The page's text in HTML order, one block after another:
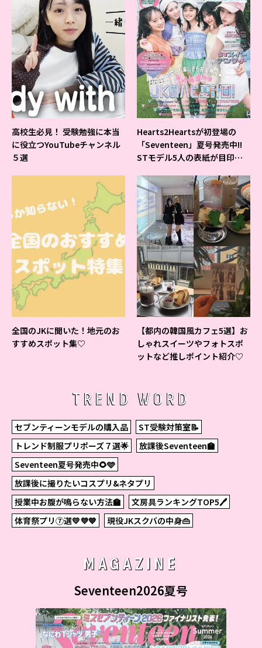
高校生必見！ 受験勉強に本当
に役立つYouTubeチャンネル
５選
Hearts2Heartsが初登場の
「Seventeen」夏号発売中!!
STモデル5人の表紙が目印だ
全国のJKに聞いた！地元のお
すすめスポット集♡
【都内の韓国風カフェ5選】お
しゃれスイーツやフォトスポ
ットなど推しポイント紹介♡
TREND WORD
セブンティーンモデルの購入品
ST受験対策室📝
トレンド制服プリポーズ７選🌟
放課後Seventeen🏫
Seventeen夏号発売中🌻🩵
放課後に撮りたいコスプリ&ネタプリ
授業中お腹が鳴らない方法🏫
文房具ランキングTOP5🖊
体育祭プリ⑦選💛💜💙
現役JKスクバの中身👜
MAGAZINE
Seventeen2026夏号